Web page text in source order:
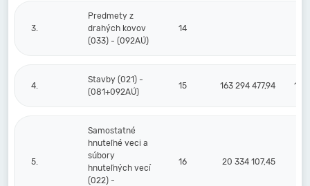
3.
Predmety z
drahých kovov
(033) - (092AÚ)
14
4.
Stavby (021) -
(081+092AÚ)
15 163 294 477,94 102
5.
Samostatné
hnuteľné veci a
súbory
hnuteľných vecí
(022) -
16 20 334 107,45